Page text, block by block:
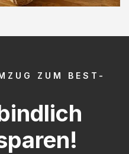
ZUM BEST-